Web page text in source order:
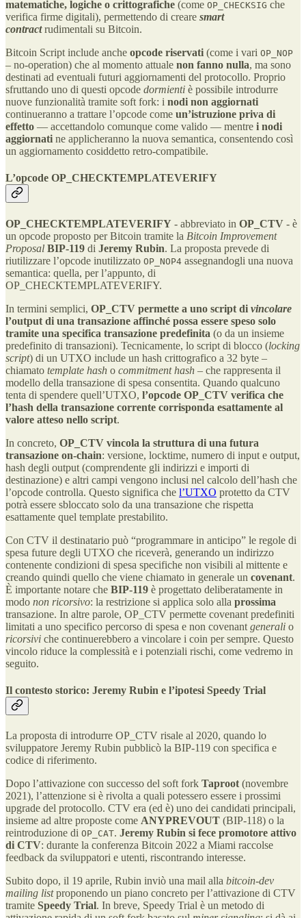
matematiche, logiche o crittografiche (come OP_CHECKSIG che
verifica firme digitali), permettendo di creare smart
contract rudimentali su Bitcoin.
Bitcoin Script include anche opcode riservati (come i vari OP_NOP
– no-operation) che al momento attuale non fanno nulla, ma sono
destinati ad eventuali futuri aggiornamenti del protocollo. Proprio
sfruttando uno di questi opcode dormienti è possibile introdurre
nuove funzionalità tramite soft fork: i nodi non aggiornati
continueranno a trattare l’opcode come un’istruzione priva di
effetto — accettandolo comunque come valido — mentre i nodi
aggiornati ne applicheranno la nuova semantica, consentendo così
un aggiornamento cosiddetto retro-compatibile.
L’opcode OP_CHECKTEMPLATEVERIFY
OP_CHECKTEMPLATEVERIFY - abbreviato in OP_CTV - è
un opcode proposto per Bitcoin tramite la Bitcoin Improvement
Proposal BIP-119 di Jeremy Rubin​. La proposta prevede di
riutilizzare l’opcode inutilizzato OP_NOP4 assegnandogli una nuova
semantica: quella, per l’appunto, di
OP_CHECKTEMPLATEVERIFY​.
In termini semplici, OP_CTV permette a uno script di vincolare
l’output di una transazione affinché possa essere speso solo
tramite una specifica transazione predefinita (o da un insieme
predefinito di transazioni). Tecnicamente, lo script di blocco (locking
script) di un UTXO include un hash crittografico a 32 byte –
chiamato template hash o commitment hash – che rappresenta il
modello della transazione di spesa consentita. Quando qualcuno
tenta di spendere quell’UTXO, l’opcode OP_CTV verifica che
l’hash della transazione corrente corrisponda esattamente al
valore atteso nello script​.
In concreto, OP_CTV vincola la struttura di una futura
transazione on-chain: versione, locktime, numero di input e output,
hash degli output (comprendente gli indirizzi e importi di
destinazione) e altri campi vengono inclusi nel calcolo dell’hash che
l’opcode controlla​. Questo significa che l’UTXO protetto da CTV
potrà essere sbloccato solo da una transazione che rispetta
esattamente quel template prestabilito.
Con CTV il destinatario può “programmare in anticipo” le regole di
spesa future degli UTXO che riceverà, generando un indirizzo
contenente condizioni di spesa specifiche non visibili al mittente e
creando quindi quello che viene chiamato in generale un covenant.
È importante notare che BIP-119 è progettato deliberatamente in
modo non ricorsivo: la restrizione si applica solo alla prossima
transazione. In altre parole, OP_CTV permette covenant predefiniti
limitati a uno specifico percorso di spesa e non covenant generali o
ricorsivi che continuerebbero a vincolare i coin per sempre​. Questo
vincolo riduce la complessità e i potenziali rischi, come vedremo in
seguito.
Il contesto storico: Jeremy Rubin e l’ipotesi Speedy Trial
La proposta di introdurre OP_CTV risale al 2020, quando lo
sviluppatore Jeremy Rubin pubblicò la BIP-119 con specifica e
codice di riferimento​.
Dopo l’attivazione con successo del soft fork Taproot (novembre
2021), l’attenzione si è rivolta a quali potessero essere i prossimi
upgrade del protocollo. CTV era (ed è) uno dei candidati principali,
insieme ad altre proposte come ANYPREVOUT (BIP-118) o la
reintroduzione di OP_CAT. Jeremy Rubin si fece promotore attivo
di CTV: durante la conferenza Bitcoin 2022 a Miami raccolse
feedback da sviluppatori e utenti, riscontrando interesse.
Subito dopo, il 19 aprile, Rubin inviò una mail alla bitcoin-dev
mailing listproponendo un piano concreto per l’attivazione di CTV
tramite Speedy Trial​. In breve, Speedy Trial è un metodo di